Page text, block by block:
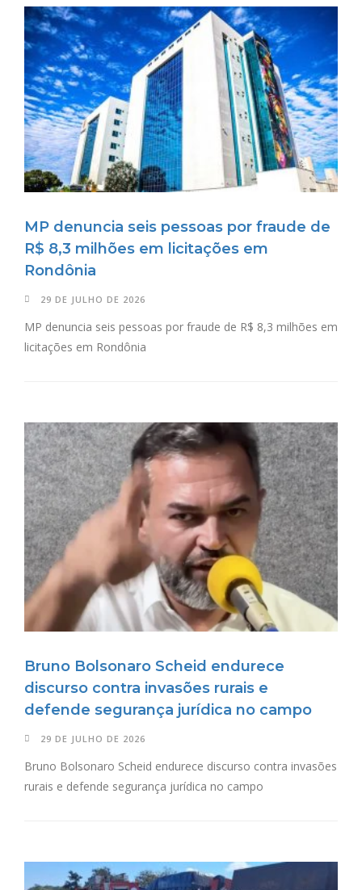
MP denuncia seis pessoas por fraude de
R$ 8,3 milhões em licitações em
Rondônia
29 DE JULHO DE 2026
MP denuncia seis pessoas por fraude de R$ 8,3 milhões em
licitações em Rondônia
Bruno Bolsonaro Scheid endurece
discurso contra invasões rurais e
defende segurança jurídica no campo
29 DE JULHO DE 2026
Bruno Bolsonaro Scheid endurece discurso contra invasões
rurais e defende segurança jurídica no campo